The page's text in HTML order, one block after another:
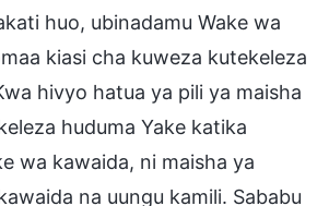
huo, ubinadamu Wake wa
kiasi cha kuweza kutekeleza
hivyo hatua ya pili ya maisha
huduma Yake katika
wa kawaida, ni maisha ya
na uungu kamili. Sababu